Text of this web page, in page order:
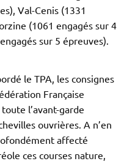
Val-Cenis (1331
(1061 engagés sur 4
sur 5 épreuves).
le TPA, les consignes
Française
l’avant-garde
ouvrières. A n’en
affecté
ces courses nature,